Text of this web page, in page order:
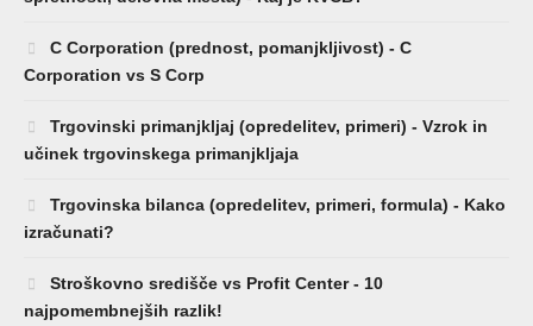
C Corporation (prednost, pomanjkljivost) - C
Corporation vs S Corp
Trgovinski primanjkljaj (opredelitev, primeri) - Vzrok in
učinek trgovinskega primanjkljaja
Trgovinska bilanca (opredelitev, primeri, formula) - Kako
izračunati?
Stroškovno središče vs Profit Center - 10
najpomembnejših razlik!